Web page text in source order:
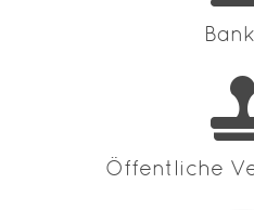
Öffent­liche